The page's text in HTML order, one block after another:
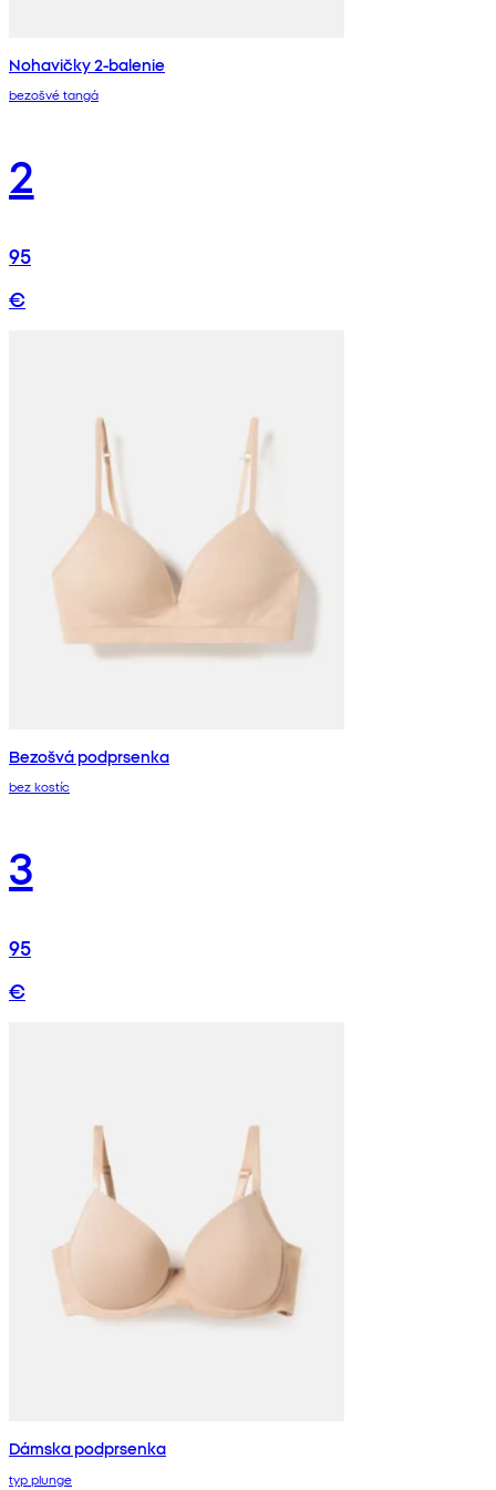
Nohavičky 2-balenie
bezošvé tangá
2
95
€
Bezošvá podprsenka
bez kostíc
3
95
€
Dámska podprsenka
typ plunge